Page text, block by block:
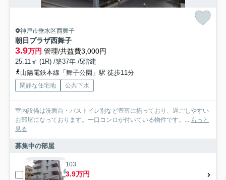
神戸市垂水区西舞子
朝日プラザ西舞子
3.9万円 管理/共益費3,000円
25.11㎡ (1R) /築37年 /5階建
山陽電鉄本線「舞子公園」駅 徒歩11分
閑静な住宅地 公共下水
室内設備は洗面台・バストイレ別など豊富に揃っており、過ごしやすい
お部屋になっております。一口コンロが付いている物件です。... もっと
見る
募集中の部屋
103
3.9万円